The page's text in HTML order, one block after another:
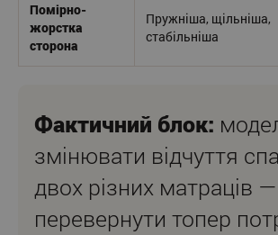
Помірно-
жорстка
сторона
Пружніша, щільніша,
стабільніша
Фактичний блок:
змінювати відчуття
двох різних матраців
перевернути топер